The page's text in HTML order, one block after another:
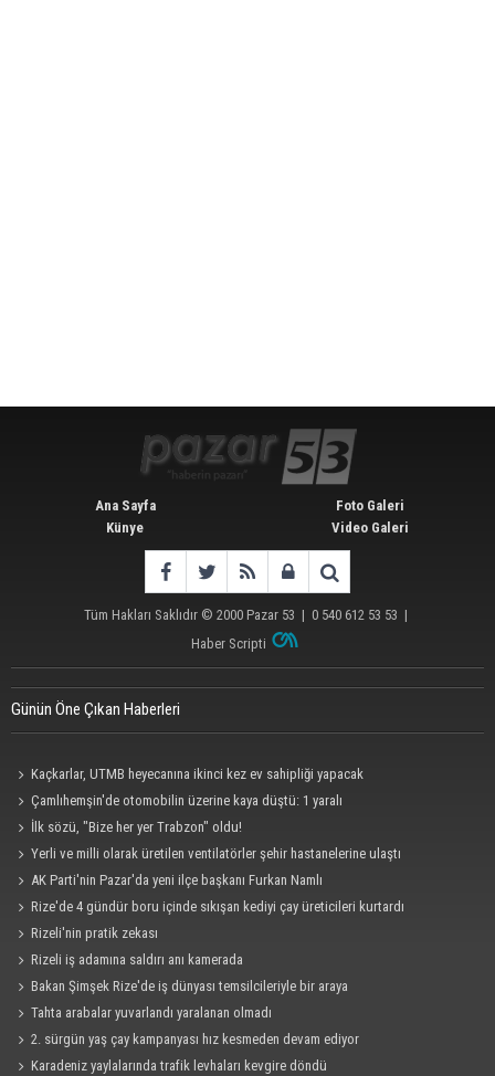
Ana Sayfa
Künye
Foto Galeri
Video Galeri
Tüm Hakları Saklıdır © 2000 Pazar 53 | 0 540 612 53 53 |
Haber Scripti
Günün Öne Çıkan Haberleri
Kaçkarlar, UTMB heyecanına ikinci kez ev sahipliği yapacak
Çamlıhemşin'de otomobilin üzerine kaya düştü: 1 yaralı
İlk sözü, "Bize her yer Trabzon" oldu!
Yerli ve milli olarak üretilen ventilatörler şehir hastanelerine ulaştı
AK Parti'nin Pazar'da yeni ilçe başkanı Furkan Namlı
Rize'de 4 gündür boru içinde sıkışan kediyi çay üreticileri kurtardı
Rizeli'nin pratik zekası
Rizeli iş adamına saldırı anı kamerada
Bakan Şimşek Rize'de iş dünyası temsilcileriyle bir araya
Tahta arabalar yuvarlandı yaralanan olmadı
2. sürgün yaş çay kampanyası hız kesmeden devam ediyor
Karadeniz yaylalarında trafik levhaları kevgire döndü